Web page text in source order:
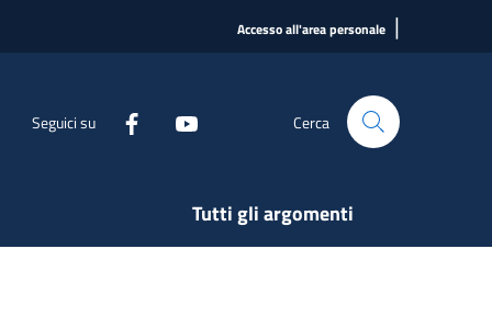
Accesso all'area personale |
Seguici su Cerca
Tutti gli argomenti